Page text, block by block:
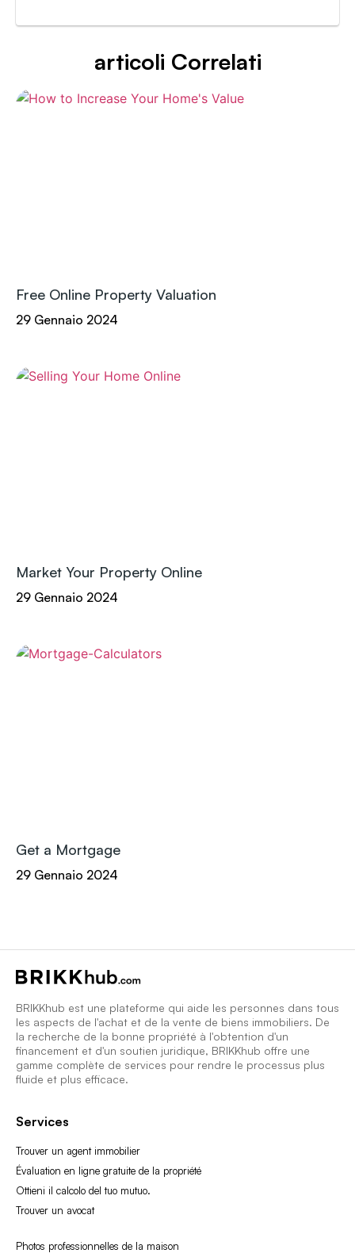
articoli Correlati
Free Online Property Valuation
29 Gennaio 2024
Market Your Property Online
29 Gennaio 2024
Get a Mortgage
29 Gennaio 2024
BRIKKhub est une plateforme qui aide les personnes dans tous
les aspects de l'achat et de la vente de biens immobiliers. De
la recherche de la bonne propriété à l'obtention d'un
financement et d'un soutien juridique, BRIKKhub offre une
gamme complète de services pour rendre le processus plus
fluide et plus efficace.
Services
Trouver un agent immobilier
Évaluation en ligne gratuite de la propriété
Ottieni il calcolo del tuo mutuo.
Trouver un avocat
Photos professionnelles de la maison